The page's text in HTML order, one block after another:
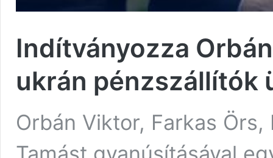
Indítványozza
ukrán pénzszállítók
Orbán Viktor, Farkas